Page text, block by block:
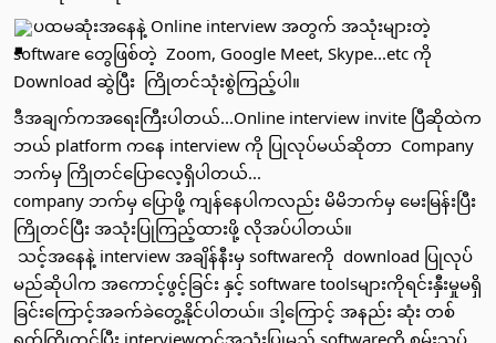
ပထမဆုံးအ​နေနဲ့ Online interview အတွက် အသုံးများတဲ့
software တွေဖြစ်တဲ့  Zoom, Google Meet, Skype...etc ကို
Download ဆွဲပြီး  ကြိုတင်သုံးစွဲကြည့်ပါ။
ဒီအချက်ကအ​ရေးကြီးပါတယ်...Online interview invite ပြီဆိုထဲက
ဘယ် platform ကနေ interview ကို ပြုလုပ်မယ်ဆိုတာ  Company
ဘက်မှ ကြိုတင်ပြောလေ့ရှိပါတယ်...
company ဘက်မှ ပြောဖို့ ကျန်နေပါကလည်း မိမိဘက်မှ မေးမြန်းပြီး
ကြိုတင်ပြီး အသုံးပြုကြည့်ထားဖို့ လိုအပ်ပါတယ်။
မည်ဆိုပါက အ​ကောင့်ဖွင့်ခြင်း နှင့် software toolsများကိုရင်းနှီးမှုမရှိ
ခြင်း​ကြောင့်အခက်ခဲ​တွေ့နိုင်ပါတယ်။ ဒါ့​ကြောင့် အနည်း ဆုံး တစ်
ရက်ကြိုတင်ပြီး interviewတွင်အသုံးပြုမည့် softwareကို စမ်းသပ်